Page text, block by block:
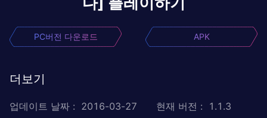
PC버전 다운로드 APK
더보기
업데이트 날짜 : 2016-03-27 현재 버전 : 1.1.3